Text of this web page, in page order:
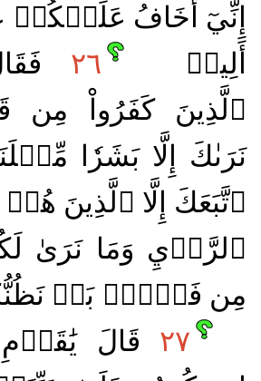
إِنِّيٓ أَخَافُ عَلَيۡكُمۡ
أَلِيمٖ
٢٦
ٱلَّذِينَ كَفَرُواْ مِن
نَرَىٰكَ إِلَّا بَشَرٗا
ٱتَّبَعَكَ إِلَّا ٱلَّذِينَ هُمۡ
ٱلرَّأۡيِ وَمَا نَرَىٰ
مِن فَضۡلِۭ بَلۡ
٢٧ قَالَ